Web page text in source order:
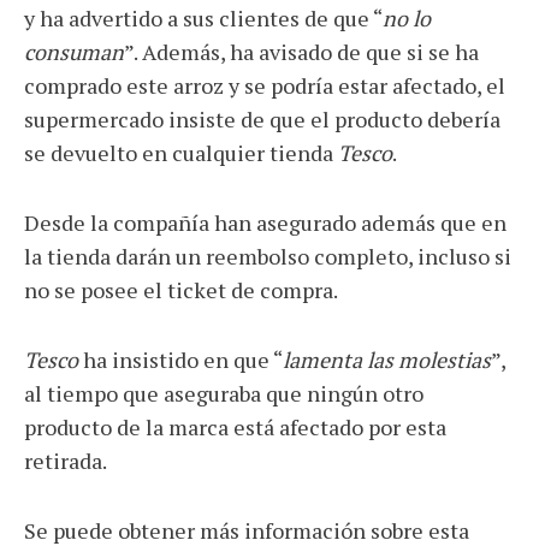
y ha advertido a sus clientes de que “no lo
consuman”. Además, ha avisado de que si se ha
comprado este arroz y se podría estar afectado, el
supermercado insiste de que el producto debería
se devuelto en cualquier tienda Tesco.
Desde la compañía han asegurado además que en
la tienda darán un reembolso completo, incluso si
no se posee el ticket de compra.
Tescoha insistido en que “lamenta las molestias”,
al tiempo que aseguraba que ningún otro
producto de la marca está afectado por esta
retirada.
Se puede obtener más información sobre esta